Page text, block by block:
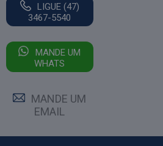
LIGUE (47)
3467-5540
MANDE UM
WHATS
MANDE UM
EMAIL